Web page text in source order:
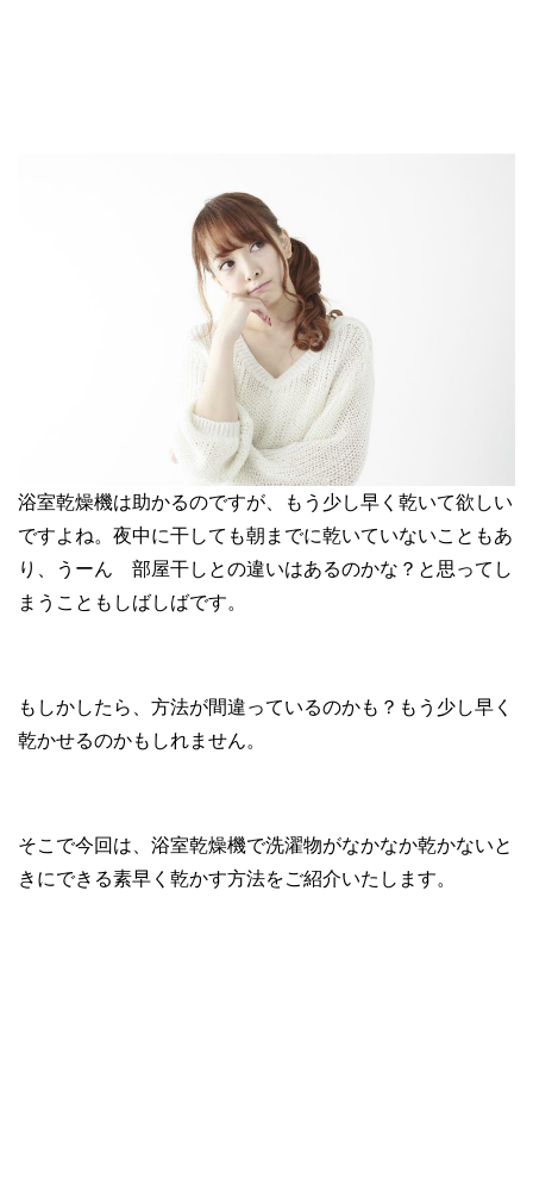
浴室乾燥機は助かるのですが、もう少し早く乾いて欲しい
ですよね。夜中に干しても朝までに乾いていないこともあ
り、うーん 部屋干しとの違いはあるのかな？と思ってし
まうこともしばしばです。
もしかしたら、方法が間違っているのかも？もう少し早く
乾かせるのかもしれません。
そこで今回は、浴室乾燥機で洗濯物がなかなか乾かないと
きにできる素早く乾かす方法をご紹介いたします。